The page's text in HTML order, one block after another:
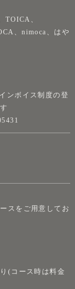
TOICA、
、nimoca、はや
ンボイス制度の登
スをご用意してお
(コース時は料金